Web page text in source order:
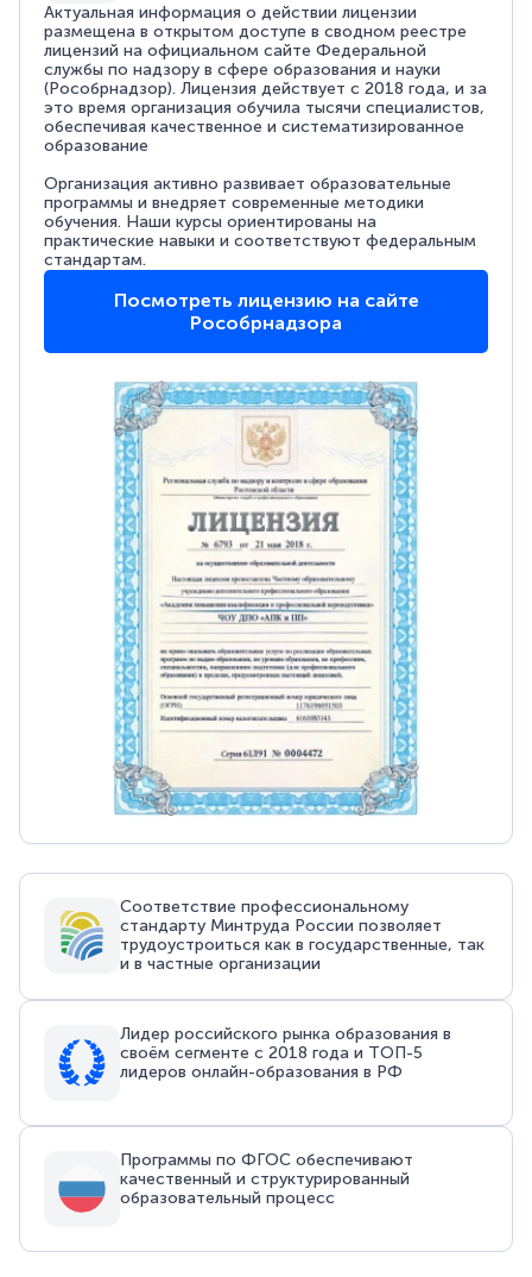
Актуальная информация о действии лицензии
размещена в открытом доступе в сводном реестре
лицензий на официальном сайте Федеральной
службы по надзору в сфере образования и науки
(Рособрнадзор). Лицензия действует с 2018 года, и за
это время организация обучила тысячи специалистов,
обеспечивая качественное и систематизированное
образование
Организация активно развивает образовательные
программы и внедряет современные методики
обучения. Наши курсы ориентированы на
практические навыки и соответствуют федеральным
стандартам.
Посмотреть лицензию на сайте
Рособрнадзора
Соответствие профессиональному
стандарту Минтруда России позволяет
трудоустроиться как в государственные, так
и в частные организации
Лидер российского рынка образования в
своём сегменте с 2018 года и ТОП-5
лидеров онлайн-образования в РФ
Программы по ФГОС обеспечивают
качественный и структурированный
образовательный процесс